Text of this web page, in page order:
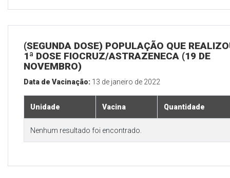
(SEGUNDA DOSE) POPULAÇÃO QUE
1ª DOSE FIOCRUZ/ASTRAZENECA (19 DE
NOVEMBRO)
Data de Vacinação: 13 de janeiro de 2022
Unidade Vacina Quantidade
Nenhum resultado foi encontrado.